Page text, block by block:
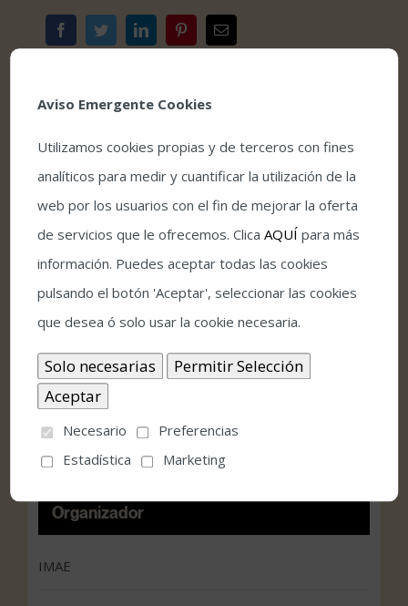
FacebookTwitterLinkedInPinterestCorreo
electrónico
Detalles
Fecha:
julio 11, 2023
Precio:
Organizador
IMAE
Aviso Emergente Cookies
Utilizamos cookies propias y de terceros con fines
analíticos para medir y cuantificar la utilización de la
web por los usuarios con el fin de mejorar la oferta
de servicios que le ofrecemos. ClicaAQUÍ para más
información. Puedes aceptar todas las cookies
pulsando el botón 'Aceptar', seleccionar las cookies
que desea ó solo usar la cookie necesaria.
Necesario
Preferencias
Estadística
Marketing